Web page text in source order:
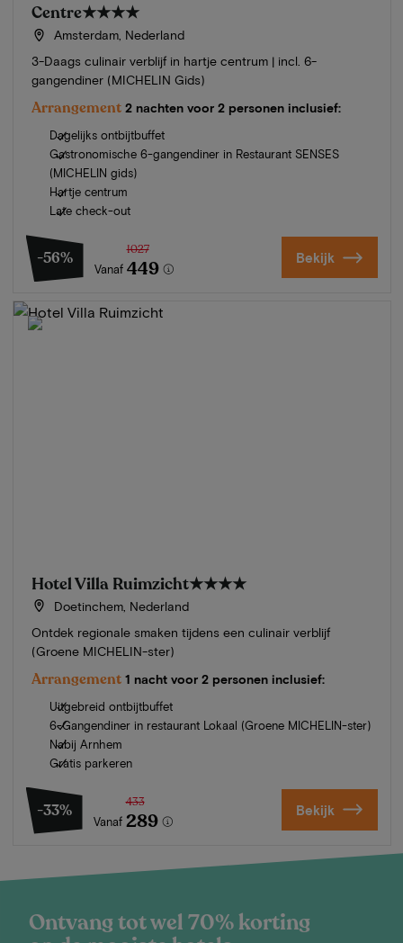
Centre★★★★
Amsterdam, Nederland
3-Daags culinair verblijf in hartje centrum | incl. 6-
gangendiner (MICHELIN Gids)
Arrangement 2 nachten voor 2 personen inclusief:
Dagelijks ontbijtbuffet
Gastronomische 6-gangendiner in Restaurant SENSES
(MICHELIN gids)
Hartje centrum
Late check-out
-56%
Vanaf
1027
449 Bekijk
Hotel Villa Ruimzicht★★★★
Doetinchem, Nederland
Ontdek regionale smaken tijdens een culinair verblijf
(Groene MICHELIN-ster)
Arrangement 1 nacht voor 2 personen inclusief:
Uitgebreid ontbijtbuffet
6-Gangendiner in restaurant Lokaal (Groene MICHELIN-ster)
Nabij Arnhem
Gratis parkeren
-33%
Vanaf
433
289 Bekijk
Ontvang tot wel 70% korting